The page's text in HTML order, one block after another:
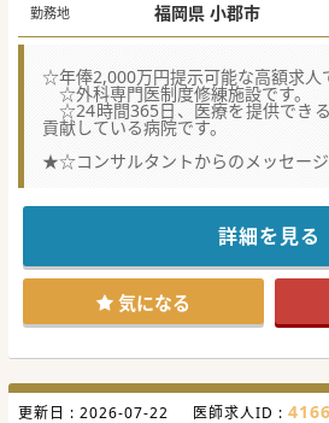
勤務地 福岡県 小郡市
☆年俸2,000万円提示可能な高額求人
☆外科専門医制度修練施設です。
☆24時間365日、医療を提供でき
貢献している病院です。
★☆コンサルタントからのメッセー
小郡市にある100床規模の病院です。
ヘルニアから大腸・胃がん等に対し
年間4,000例を超す内視鏡治療を行
なる件数増加のために医師を募集し
専門医を目指すドクター、指導的
も積極的に募集しています。
また開業支援も行っていますので、
詳細を見る
気になる
更新日 : 2026-07-22 医師求人ID :